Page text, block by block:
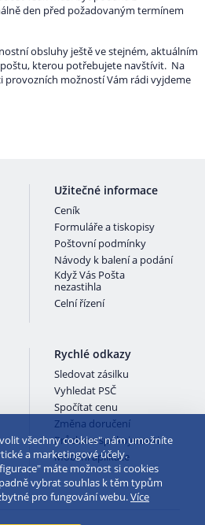
den před požadovaným termínem
obsluhy ještě ve stejném, aktuálním
kterou potřebujete navštívit. Na
provozních možností Vám rádi vyjdeme
Užitečné informace
Ceník
Formuláře a tiskopisy
Poštovní podmínky
Návody k balení a podání
Když Vás Pošta
nezastihla
Celní řízení
Rychlé odkazy
Sledovat zásilku
Vyhledat PSČ
Spočítat cenu
Změna doručení
Průzkum spokojenosti
Mobilní aplikace
všechny cookies" nám umožníte
a marketingové účely.
máte možnost si cookies
vybrat souhlas k těm typům
pro fungování webu.Více